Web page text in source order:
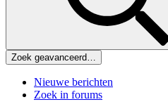
Zoek geavanceerd…
Nieuwe berichten
Zoek in forums